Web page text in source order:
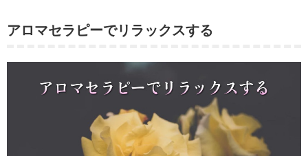
アロマセラピーでリラックスする